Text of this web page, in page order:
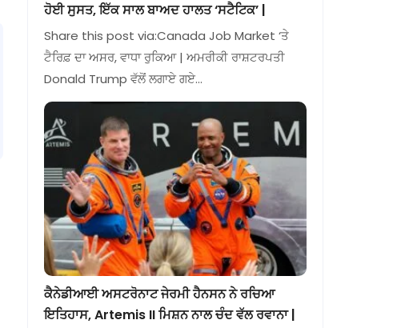
ਹੋਈ ਸੁਸਤ, ਇੱਕ ਸਾਲ ਬਾਅਦ ਹਾਲਤ ‘ਸਟੈਟਿਕ’ |
Share this post via:Canada Job Market ‘ਤੇ
ਟੈਰਿਫ਼ ਦਾ ਅਸਰ, ਵਾਧਾ ਰੁਕਿਆ | ਅਮਰੀਕੀ ਰਾਸ਼ਟਰਪਤੀ
Donald Trump ਵੱਲੋਂ ਲਗਾਏ ਗਏ…
ਕੈਨੇਡੀਆਈ ਅਸਟਰੋਨਾਟ ਜੇਰਮੀ ਹੈਨਸਨ ਨੇ ਰਚਿਆ
ਇਤਿਹਾਸ, Artemis II ਮਿਸ਼ਨ ਨਾਲ ਚੰਦ ਵੱਲ ਰਵਾਨਾ |